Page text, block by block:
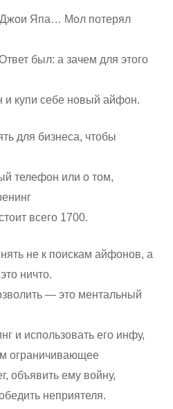
Джои Япа… Мол потерял
был: а зачем для этого
и купи себе новый айфон.
для бизнеса, чтобы
телефон или о том,
всего 1700.
не к поискам айфонов, а
ничто.
— это ментальный
и использовать его инфу,
ограничивающее
объявить ему войну,
неприятеля.